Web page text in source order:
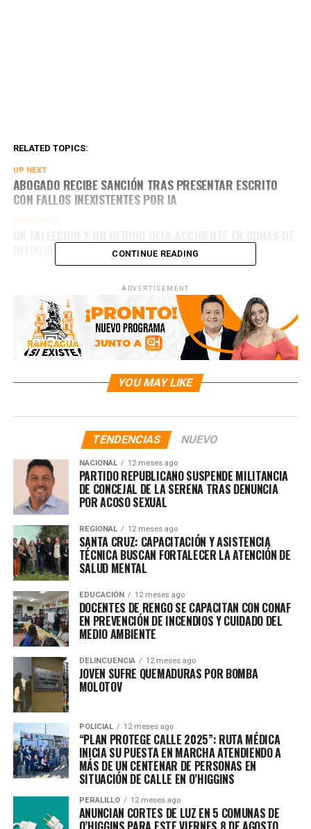
RELATED TOPICS:
UP NEXT
ABOGADO RECIBE SANCIÓN TRAS PRESENTAR ESCRITO
CON FALLOS INEXISTENTES POR IA
DON'T MISS
RITOQUE
CONTINUE READING
ADVERTISEMENT
YOU MAY LIKE
TENDENCIAS NUEVO
NACIONAL 12 meses ago
PARTIDO REPUBLICANO SUSPENDE MILITANCIA
DE CONCEJAL DE LA SERENA TRAS DENUNCIA
POR ACOSO SEXUAL
REGIONAL 12 meses ago
SANTA CRUZ: CAPACITACIÓN Y ASISTENCIA
TÉCNICA BUSCAN FORTALECER LA ATENCIÓN DE
SALUD MENTAL
EDUCACIÓN 12 meses ago
DOCENTES DE RENGO SE CAPACITAN CON CONAF
EN PREVENCIÓN DE INCENDIOS Y CUIDADO DEL
MEDIO AMBIENTE
DELINCUENCIA 12 meses ago
JOVEN SUFRE QUEMADURAS POR BOMBA
MOLOTOV
POLICIAL 12 meses ago
“PLAN PROTEGE CALLE 2025”: RUTA MÉDICA
INICIA SU PUESTA EN MARCHA ATENDIENDO A
MÁS DE UN CENTENAR DE PERSONAS EN
SITUACIÓN DE CALLE EN O’HIGGINS
PERALILLO 12 meses ago
ANUNCIAN CORTES DE LUZ EN 5 COMUNAS DE